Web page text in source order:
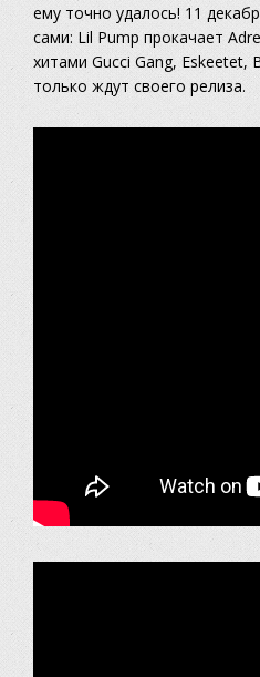
ему точно удалось! 11
сами: Lil Pump прокачает
хитами Gucci Gang, Eskeetet,
только ждут своего релиза.